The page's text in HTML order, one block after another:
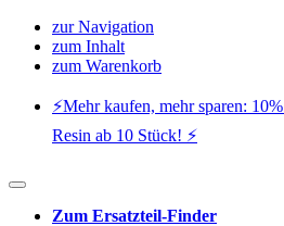
zur Navigation
zum Inhalt
zum Warenkorb
⚡️Mehr kaufen, mehr sparen:
Resin ab 10 Stück! ⚡️
Zum Ersatzteil-Finder